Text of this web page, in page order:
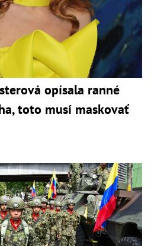
opísala ranné
toto musí maskovať